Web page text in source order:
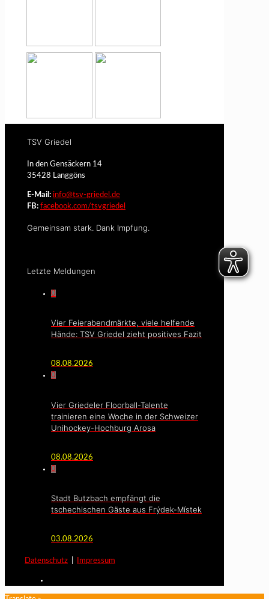
TSV Griedel
In den Gensäckern 14
35428 Langgöns
E-Mail: info@tsv-griedel.de
FB: facebook.com/tsvgriedel
Gemeinsam stark. Dank Impfung.
Letzte Meldungen
0
Vier Feierabendmärkte, viele helfende
Hände: TSV Griedel zieht positives Fazit
08.08.2026
0
Vier Griedeler Floorball-Talente
trainieren eine Woche in der Schweizer
Unihockey-Hochburg Arosa
08.08.2026
0
Stadt Butzbach empfängt die
tschechischen Gäste aus Frýdek-Místek
03.08.2026
Datenschutz Impressum